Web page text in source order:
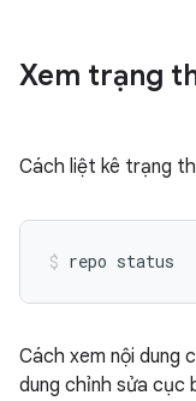
Xem trạng
Cách liệt kê trạng
Cách xem nội dung
dung chỉnh sửa cục